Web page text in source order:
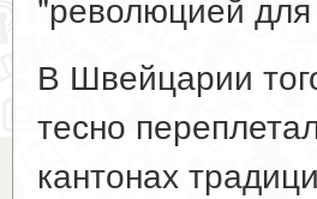
В Швейцарии
тесно
кантонах